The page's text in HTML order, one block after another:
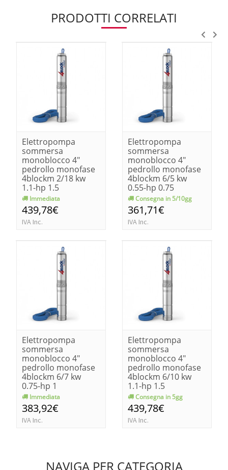
PRODOTTI CORRELATI
Elettropompa
sommersa
monoblocco 4"
pedrollo monofase
4blockm 2/18 kw
1.1-hp 1.5
Immediata
439,78€
IVA Inc.
Elettropompa
sommersa
monoblocco 4"
pedrollo monofase
4blockm 6/5 kw
0.55-hp 0.75
Consegna in 5/10gg
361,71€
IVA Inc.
Elettropompa
sommersa
monoblocco 4"
pedrollo monofase
4blockm 6/7 kw
0.75-hp 1
Immediata
383,92€
IVA Inc.
Elettropompa
sommersa
monoblocco 4"
pedrollo monofase
4blockm 6/10 kw
1.1-hp 1.5
Consegna in 5gg
439,78€
IVA Inc.
NAVIGA PER CATEGORIA